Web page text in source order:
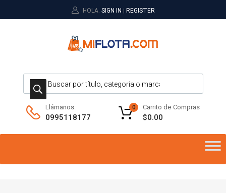
HOLA. SIGN IN REGISTER
Llámanos:
0995118177
Carrito de Compras
$0.00
0